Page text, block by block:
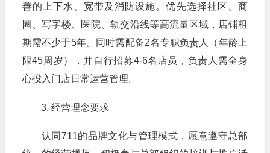
善的上下水、宽带及消防设施。优先选择社区、商
圈、写字楼、医院、轨交沿线等高流量区域，店铺租
期需不少于5年。同时需配备2名专职负责人（年龄上
限45周岁），并自行招募4-6名店员，负责人需全身
心投入门店日常运营管理。
经营理念要求
认同711的品牌文化与管理模式，愿意遵守总部